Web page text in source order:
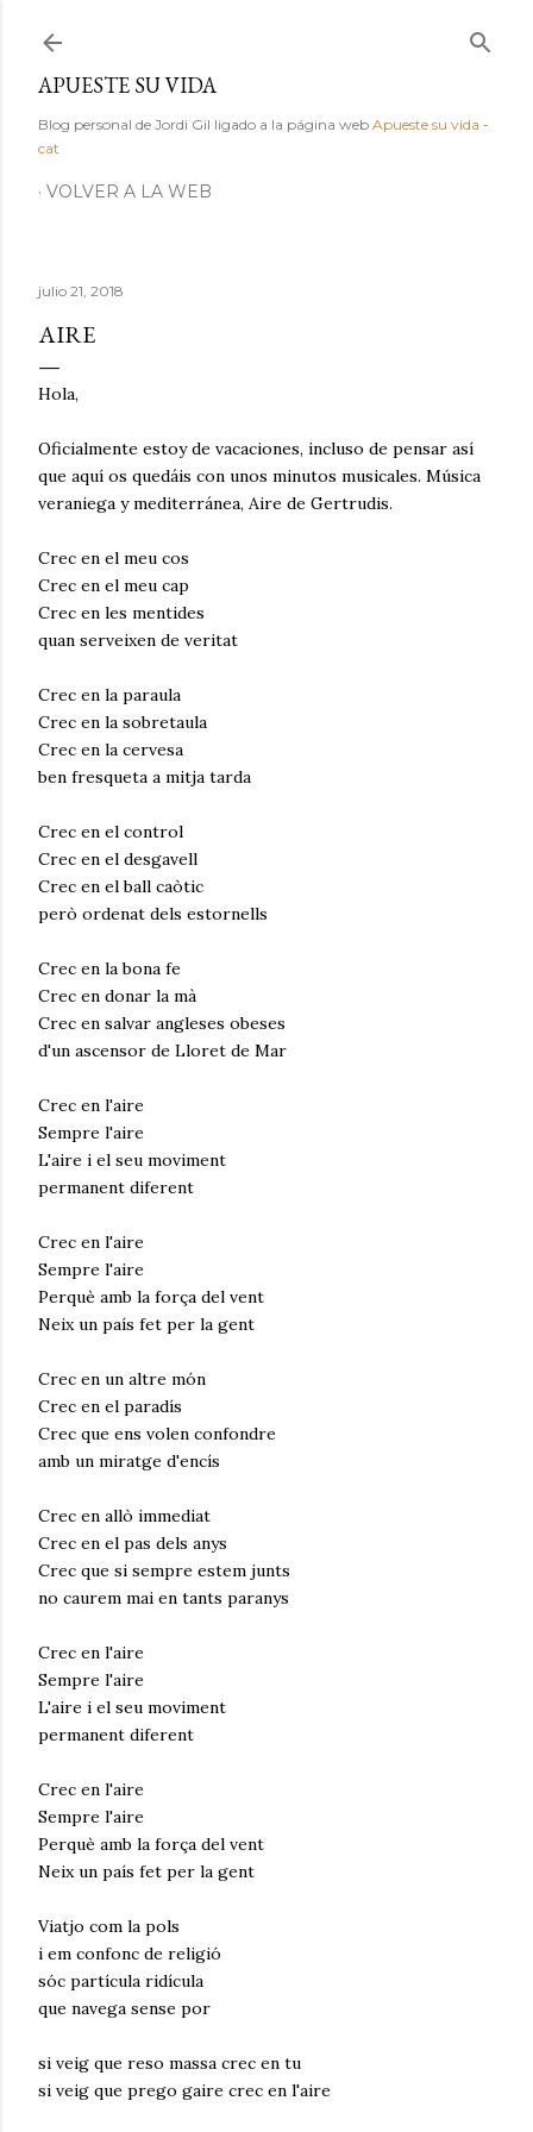
APUESTE SU VIDA
Blog personal de Jordi Gil ligado a la página web Apueste su vida -
cat
VOLVER A LA WEB
julio 21, 2018
AIRE
Hola,
Oficialmente estoy de vacaciones, incluso de pensar así
que aquí os quedáis con unos minutos musicales. Música
veraniega y mediterránea, Aire de Gertrudis.
Crec en el meu cos
Crec en el meu cap
Crec en les mentides
quan serveixen de veritat
Crec en la paraula
Crec en la sobretaula
Crec en la cervesa
ben fresqueta a mitja tarda
Crec en el control
Crec en el desgavell
Crec en el ball caòtic
però ordenat dels estornells
Crec en la bona fe
Crec en donar la mà
Crec en salvar angleses obeses
d'un ascensor de Lloret de Mar
Crec en l'aire
Sempre l'aire
L'aire i el seu moviment
permanent diferent
Crec en l'aire
Sempre l'aire
Perquè amb la força del vent
Neix un país fet per la gent
Crec en un altre món
Crec en el paradís
Crec que ens volen confondre
amb un miratge d'encís
Crec en allò immediat
Crec en el pas dels anys
Crec que si sempre estem junts
no caurem mai en tants paranys
Crec en l'aire
Sempre l'aire
L'aire i el seu moviment
permanent diferent
Crec en l'aire
Sempre l'aire
Perquè amb la força del vent
Neix un país fet per la gent
Viatjo com la pols
i em confonc de religió
sóc partícula ridícula
que navega sense por
si veig que reso massa crec en tu
si veig que prego gaire crec en l'aire